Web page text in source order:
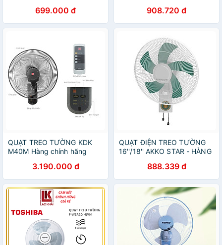
699.000 đ 908.720 đ
QUẠT TREO TƯỜNG KDK
M40M Hàng chính hãng
3.190.000 đ
QUẠT ĐIỆN TREO TƯỜNG
16''/18'' AKKO STAR - HÀNG
888.339 đ